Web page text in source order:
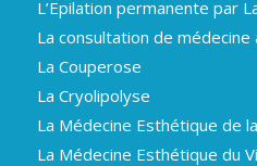
L’Epilation permanente par
La consultation de médecine
La Couperose
La Cryolipolyse
La Médecine Esthétique de
La Médecine Esthétique du